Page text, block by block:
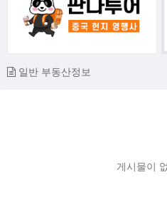
일반 부동산정보
게시물이